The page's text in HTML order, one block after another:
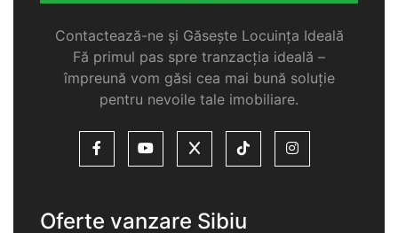
Contactează-ne și Găsește Locuința Ideală
Fă primul pas spre tranzacția ideală –
împreună vom găsi cea mai bună soluție
pentru nevoile tale imobiliare.
Oferte vanzare Sibiu